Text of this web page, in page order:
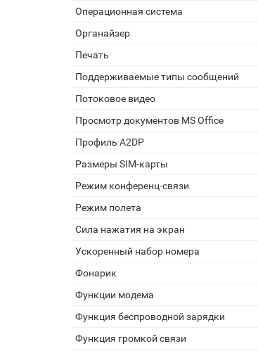
Операционная система
Органайзер
Печать
Поддерживаемые типы сообщений
Потоковое видео
Просмотр документов MS Office
Профиль A2DP
Размеры SIM-карты
Режим конференц-связи
Режим полета
Сила нажатия на экран
Ускоренный набор номера
Фонарик
Функции модема
Функция беспроводной зарядки
Функция громкой связи